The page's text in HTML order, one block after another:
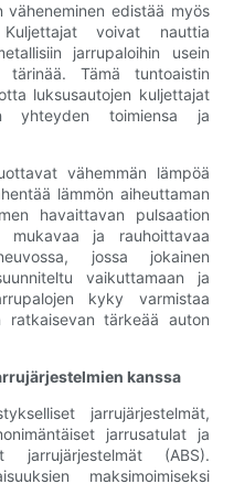
väheneminen edistää myös
Kuljettajat voivat nauttia
jarrupaloihin usein
Tämä tuntoaistin
luksusautojen kuljettajat
yhteyden toimiensa ja
vähemmän lämpöä
lämmön aiheuttaman
havaittavan pulsaation
mukavaa ja rauhoittavaa
jossa jokainen
vaikuttamaan ja
kyky varmistaa
tärkeää auton
kanssa
jarrujärjestelmät,
jarrusatulat ja
jarrujärjestelmät (ABS).
maksimoimiseksi